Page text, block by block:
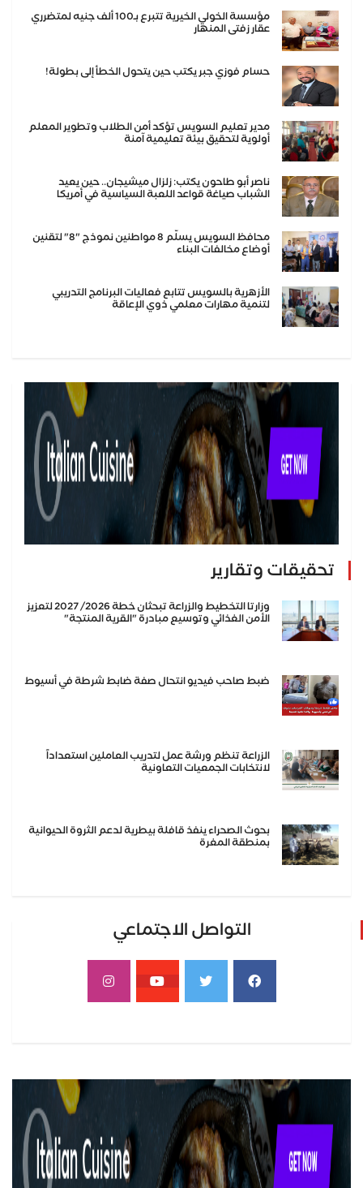
مؤسسة الخولي الخيرية تتبرع بـ100 ألف جنيه لمتضرري
عقار زفتى المنهار
حسام فوزي جبر يكتب حين يتحول الخطأ إلى بطولة!
مدير تعليم السويس تؤكد أمن الطلاب وتطوير المعلم
أولوية لتحقيق بيئة تعليمية آمنة
ناصر أبو طاحون يكتب: زلزال ميشيجان.. حين يعيد
الشباب صياغة قواعد اللعبة السياسية في أمريكا
محافظ السويس يسلّم 8 مواطنين نموذج "8" لتقنين
أوضاع مخالفات البناء
الأزهرية بالسويس تتابع فعاليات البرنامج التدريبي
لتنمية مهارات معلمي ذوي الإعاقة
تحقيقات وتقارير
وزارتا التخطيط والزراعة تبحثان خطة 2026/ 2027 لتعزيز
الأمن الغذائي وتوسيع مبادرة "القرية المنتجة"
ضبط صاحب فيديو انتحال صفة ضابط شرطة في أسيوط
الزراعة تنظم ورشة عمل لتدريب العاملين استعداداً
لانتخابات الجمعيات التعاونية
بحوث الصحراء ينفذ قافلة بيطرية لدعم الثروة الحيوانية
بمنطقة المغرة
التواصل الاجتماعي